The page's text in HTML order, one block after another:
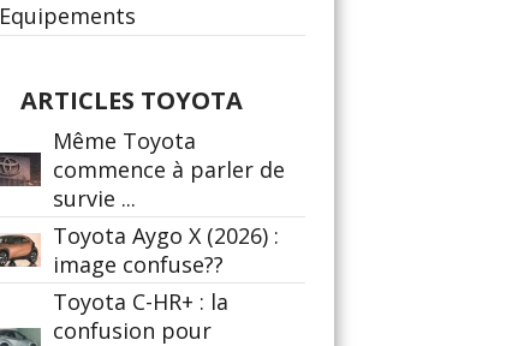
Equipements
ARTICLES TOYOTA
Même Toyota
commence à parler de
survie ...
Toyota Aygo X (2026) :
image confuse??
Toyota C-HR+ : la
confusion pour